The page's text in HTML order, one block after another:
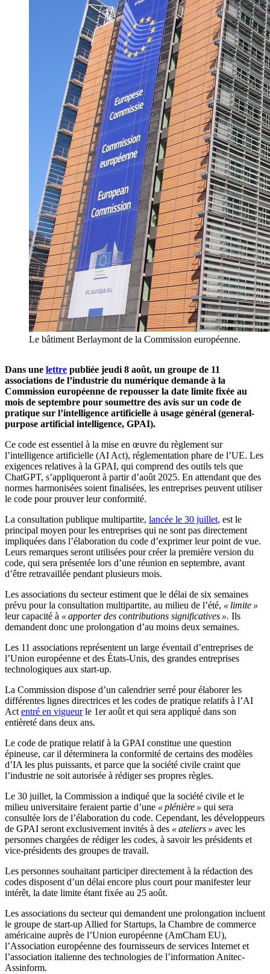
Le bâtiment Berlaymont de la Commission européenne.
Dans une lettre publiée jeudi 8 août, un groupe de 11
associations de l’industrie du numérique demande à la
Commission européenne de repousser la date limite fixée au
mois de septembre pour soumettre des avis sur un code de
pratique sur l’intelligence artificielle à usage général (general-
purpose artificial intelligence, GPAI).
Ce code est essentiel à la mise en œuvre du règlement sur
l’intelligence artificielle (AI Act), réglementation phare de l’UE. Les
exigences relatives à la GPAI, qui comprend des outils tels que
ChatGPT, s’appliqueront à partir d’août 2025. En attendant que des
normes harmonisées soient finalisées, les entreprises peuvent utiliser
le code pour prouver leur conformité.
La consultation publique multipartite, lancée le 30 juillet, est le
principal moyen pour les entreprises qui ne sont pas directement
impliquées dans l’élaboration du code d’exprimer leur point de vue.
Leurs remarques seront utilisées pour créer la première version du
code, qui sera présentée lors d’une réunion en septembre, avant
d’être retravaillée pendant plusieurs mois.
Les associations du secteur estiment que le délai de six semaines
prévu pour la consultation multipartite, au milieu de l’été, « limite »
leur capacité à « apporter des contributions significatives ». Ils
demandent donc une prolongation d’au moins deux semaines.
Les 11 associations représentent un large éventail d’entreprises de
l’Union européenne et des États-Unis, des grandes entreprises
technologiques aux start-up.
La Commission dispose d’un calendrier serré pour élaborer les
différentes lignes directrices et les codes de pratique relatifs à l’AI
Act entré en vigueurle 1er août et qui sera appliqué dans son
entièreté dans deux ans.
Le code de pratique relatif à la GPAI constitue une question
épineuse, car il déterminera la conformité de certains des modèles
d’IA les plus puissants, et parce que la société civile craint que
l’industrie ne soit autorisée à rédiger ses propres règles.
Le 30 juillet, la Commission a indiqué que la société civile et le
milieu universitaire feraient partie d’une « plénière » qui sera
consultée lors de l’élaboration du code. Cependant, les développeurs
de GPAI seront exclusivement invités à des « ateliers » avec les
personnes chargées de rédiger les codes, à savoir les présidents et
vice-présidents des groupes de travail.
Les personnes souhaitant participer directement à la rédaction des
codes disposent d’un délai encore plus court pour manifester leur
intérêt, la date limite étant fixée au 25 août.
Les associations du secteur qui demandent une prolongation incluent
le groupe de start-up Allied for Startups, la Chambre de commerce
américaine auprès de l’Union européenne (AmCham EU),
l’Association européenne des fournisseurs de services Internet et
l’association italienne des technologies de l’information Anitec-
Assinform.